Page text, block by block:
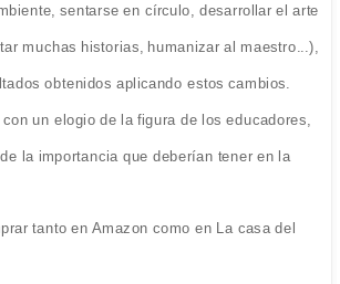
sentarse en círculo, desarrollar el arte
muchas historias, humanizar al maestro...),
obtenidos aplicando estos cambios.
un elogio de la figura de los educadores,
la importancia que deberían tener en la
tanto en Amazon como en La casa del